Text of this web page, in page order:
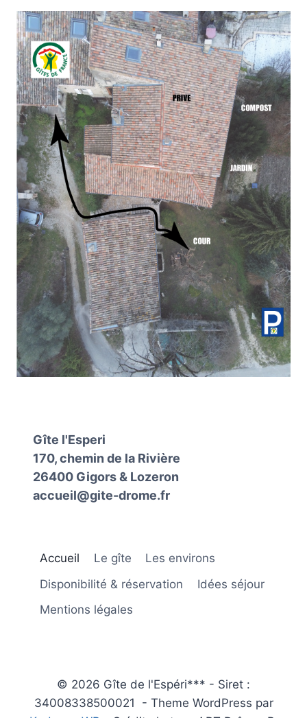
Gîte l'Esperi
170, chemin de la Rivière
26400 Gigors & Lozeron
accueil@gite-drome.fr
Accueil Le gîte
Les environs
Disponibilité & réservation
Idées séjour
Mentions légales
© 2026 Gîte de l'Espéri*** - Siret :
‭34008338500021 - Theme WordPress par